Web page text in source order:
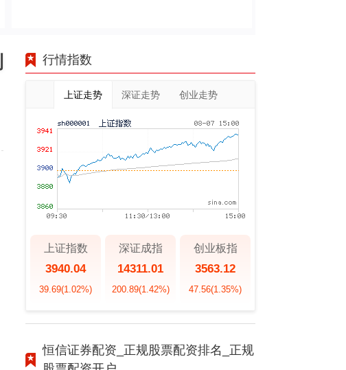
行情指数
上证走势 深证走势 创业走势
上证指数
3940.04
39.69(1.02%)
深证成指
14311.01
200.89(1.42%)
创业板指
3563.12
47.56(1.35%)
恒信证券配资_正规股票配资排名_正规